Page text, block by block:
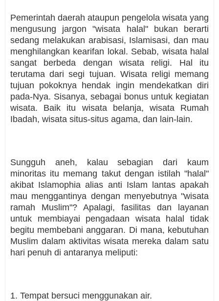
Pemerintah daerah ataupun pengelola wisata yang
mengusung jargon "wisata halal" bukan berarti
sedang melakukan arabisasi, Islamisasi, dan mau
menghilangkan kearifan lokal. Sebab, wisata halal
sangat berbeda dengan wisata religi. Hal itu
terutama dari segi tujuan. Wisata religi memang
tujuan pokoknya hendak ingin mendekatkan diri
pada-Nya. Sisanya, sebagai bonus untuk kegiatan
wisata. Baik itu wisata belanja, wisata Rumah
Ibadah, wisata situs-situs agama, dan lain-lain.
Sungguh aneh, kalau sebagian dari kaum
minoritas itu memang takut dengan istilah "halal"
akibat Islamophia alias anti Islam lantas apakah
mau menggantinya dengan menyebutnya "wisata
ramah Muslim"? Apalagi, fasilitas dan layanan
untuk membiayai pengadaan wisata halal tidak
begitu membebani anggaran. Di mana, kebutuhan
Muslim dalam aktivitas wisata mereka dalam satu
hari penuh di antaranya meliputi:
1. Tempat bersuci menggunakan air.